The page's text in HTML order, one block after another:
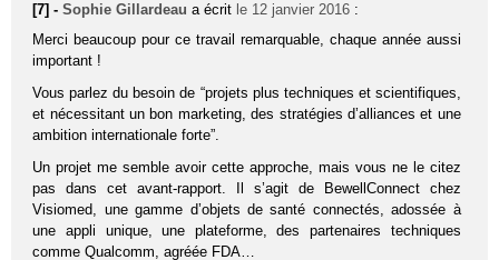
[7] -Sophie Gillardeau a écrit le 12 janvier 2016 :
Merci beaucoup pour ce travail remarquable, chaque année aussi
important !
Vous parlez du besoin de “projets plus techniques et scientifiques,
et nécessitant un bon marketing, des stratégies d’alliances et une
ambition internationale forte”.
Un projet me semble avoir cette approche, mais vous ne le citez
pas dans cet avant-rapport. Il s’agit de BewellConnect chez
Visiomed, une gamme d’objets de santé connectés, adossée à
une appli unique, une plateforme, des partenaires techniques
comme Qualcomm, agréée FDA…